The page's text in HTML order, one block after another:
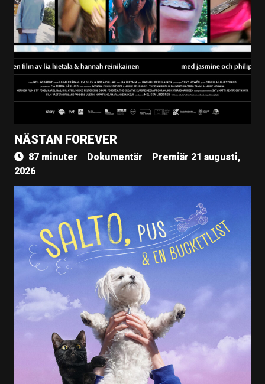
NÄSTAN FOREVER
87 minuter Dokumentär
Premiär 21 augusti,
2026